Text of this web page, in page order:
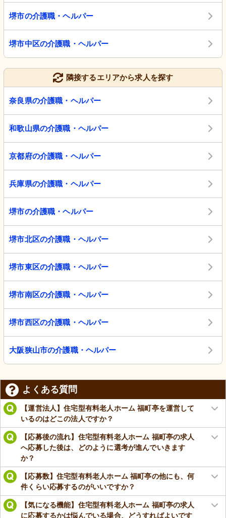
堺市の介護職・ヘルパー
堺市中区の介護職・ヘルパー
隣接するエリアから求人を探す
奈良県の介護職・ヘルパー
和歌山県の介護職・ヘルパー
京都府の介護職・ヘルパー
兵庫県の介護職・ヘルパー
堺市の介護職・ヘルパー
堺市北区の介護職・ヘルパー
堺市東区の介護職・ヘルパー
堺市南区の介護職・ヘルパー
堺市西区の介護職・ヘルパー
大阪狭山市の介護職・ヘルパー
よくある質問
【運営法人】住宅型有料老人ホーム 福町亭を運営して
いるのはどこの法人ですか？
【応募後の流れ】住宅型有料老人ホーム 福町亭の求人
へ応募した後は、どのように選考が進んでいきます
か？
【応募数】住宅型有料老人ホーム 福町亭の他にも、何
件くらい応募するのがいいですか？
【気になる機能】住宅型有料老人ホーム 福町亭の求人
に応募するかは悩んでいる場合、どうすればよいです